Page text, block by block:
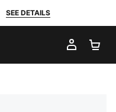
SEE DETAILS
MI